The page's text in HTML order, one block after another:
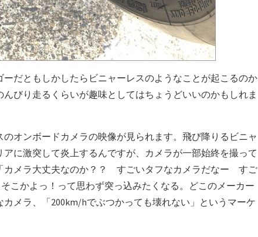
だともしかしたらビニャーレスのようなことが起こるのか
びり走るくらいが趣味としてはちょうどいいのかもしれま
オンボードカメラの映像が見られます。飛び降りるビニャ
に激突して炎上するんですが、カメラが一部始終を撮って
カメラ大丈夫なのか？？ すごいタフなカメラだなー すご
こかよっ！って思わず突っ込みたくなる。どこのメーカー
メラ、「200km/hでぶつかっても壊れない」というマーケ